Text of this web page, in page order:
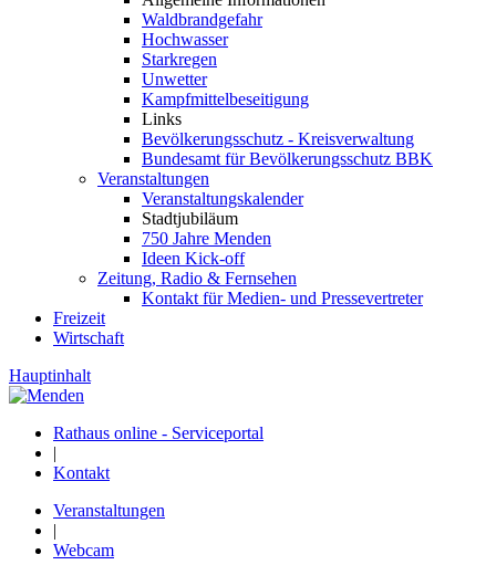
Waldbrandgefahr
Hochwasser
Starkregen
Unwetter
Kampfmittelbeseitigung
Links
Bevölkerungsschutz - Kreisverwaltung
Bundesamt für Bevölkerungsschutz BBK
Veranstaltungen
Veranstaltungskalender
Stadtjubiläum
750 Jahre Menden
Ideen Kick-off
Zeitung, Radio & Fernsehen
Kontakt für Medien- und Pressevertreter
Freizeit
Wirtschaft
Hauptinhalt
Rathaus online - Serviceportal
|
Kontakt
Veranstaltungen
|
Webcam